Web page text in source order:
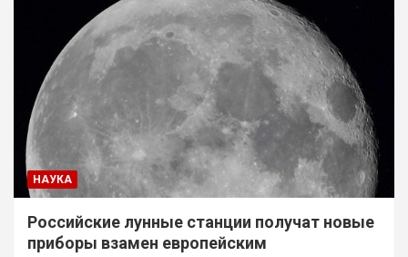
НАУКА
Российские лунные станции получат новые
приборы взамен европейским